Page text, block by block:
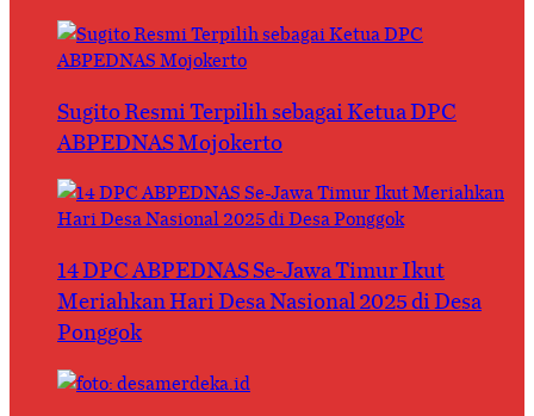
Sugito Resmi Terpilih sebagai Ketua DPC
ABPEDNAS Mojokerto
14 DPC ABPEDNAS Se-Jawa Timur Ikut
Meriahkan Hari Desa Nasional 2025 di Desa
Ponggok